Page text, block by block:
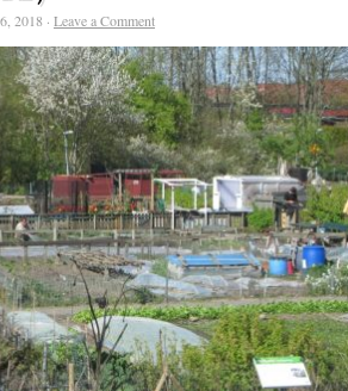
2018 · Leave a Comment